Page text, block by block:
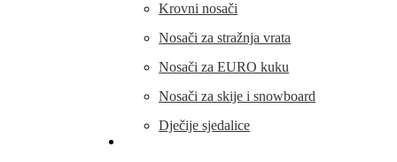
Krovni nosači
Nosači za stražnja vrata
Nosači za EURO kuku
Nosači za skije i snowboard
Dječije sjedalice